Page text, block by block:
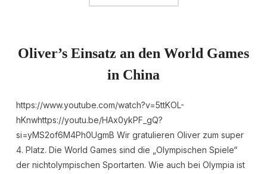
Oliver’s Einsatz an den World Games
in China
https://www.youtube.com/watch?v=5ttKOL-
hKnwhttps://youtu.be/HAx0ykPF_gQ?
si=yMS2of6M4Ph0UgmB Wir gratulieren Oliver zum super
4. Platz. Die World Games sind die „Olympischen Spiele“
der nichtolympischen Sportarten. Wie auch bei Olympia ist